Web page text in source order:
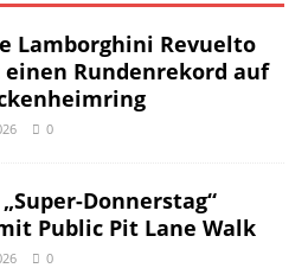
Lamborghini Revuelto
einen Rundenrekord auf
0
Donnerstag“
Public Pit Lane Walk
0